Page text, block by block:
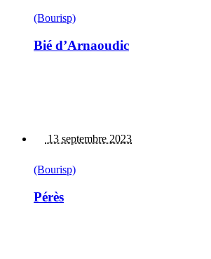
(Bourisp)
Bié d’Arnaoudic
13 septembre 2023
(Bourisp)
Pérès